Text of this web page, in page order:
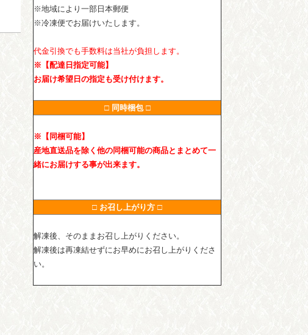
※地域により一部日本郵便
※冷凍便でお届けいたします。
代金引換でも手数料は当社が負担します。
※【配達日指定可能】
お届け希望日の指定も受け付けます。
□ 同時梱包 □
※【同梱可能】
産地直送品を除く他の同梱可能の商品とまとめて一
緒にお届けする事が出来ます。
□ お召し上がり方 □
解凍後、そのままお召し上がりください。
解凍後は再凍結せずにお早めにお召し上がりくださ
い。